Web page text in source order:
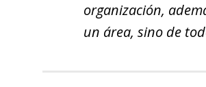
organización,
un área, sino de